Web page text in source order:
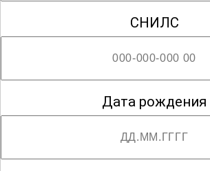
СНИЛС
Дата рождения